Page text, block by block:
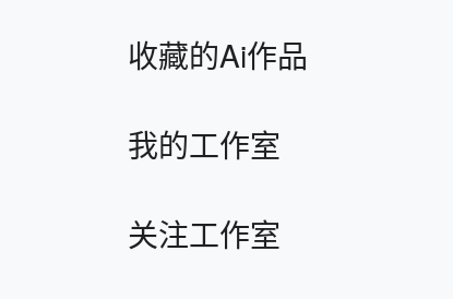
收藏的Ai作品
我的工作室
关注工作室